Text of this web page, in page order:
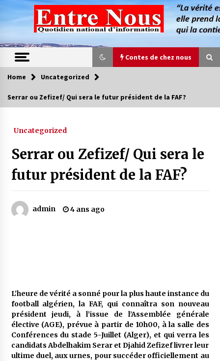
content
Contes de chez nous
Contes de chez nous
Magie de sorcier
4 ans ago
4 ans ago
Quand on va vite
5 ans ago
« Père, tiens-moi, je vais tomber ! »
5 ans ago
Home Uncategorized
Serrar ou Zefizef/ Qui sera le futur président de la FAF?
Uncategorized
Serrar ou Zefizef/ Qui sera le
futur président de la FAF?
admin 4 ans ago
L’heure de vérité a sonné pour la plus haute instance du
football algérien, la FAF, qui connaîtra son nouveau
président jeudi, à l’issue de l’Assemblée générale
élective (AGE), prévue à partir de 10h00, à la salle des
Conférences du stade 5-Juillet (Alger), et qui verra les
candidats Abdelhakim Serar et Djahid Zefizef livrer leur
ultime duel, aux urnes, pour succéder officiellement au